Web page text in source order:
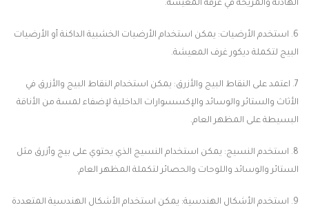
الهادئة والمريحة في غرفة المعيشة.
6. استخدم الأرضيات: يمكن استخدام الأرضيات الخشبية الداكنة أو الأرضيات
البيج لتكملة ديكور غرف المعيشة.
7. اعتمد على النقاط البيج والأزرق: يمكن استخدام النقاط البيج والأزرق في
الأثاث والستائر والوسائد والإكسسوارات الداخلية لإضفاء لمسة من الأناقة
البسيطة على المظهر العام.
8. استخدم النسيج: يمكن استخدام النسيج الذي يحتوي على بيج وأزرق مثل
الستائر والوسائد واللوحات والحصائر لتكملة المظهر العام.
9. استخدم الأشكال الهندسية: يمكن استخدام الأشكال الهندسية المتعددة